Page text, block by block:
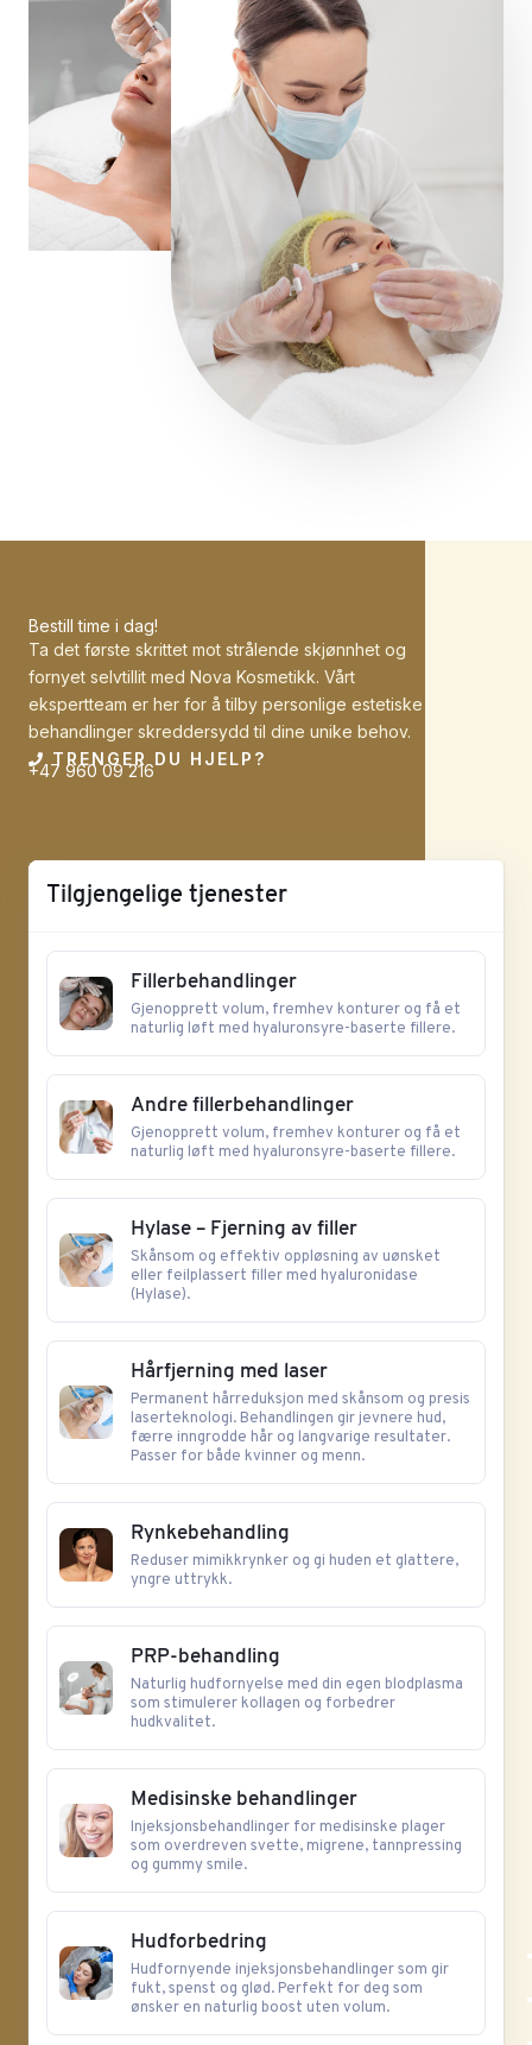
Bestill time i dag!
Ta det første skrittet mot strålende skjønnhet og
fornyet selvtillit med Nova Kosmetikk. Vårt
ekspertteam er her for å tilby personlige estetiske
behandlinger skreddersydd til dine unike behov.
TRENGER DU HJELP?
+47 960 09 216
Tilgjengelige tjenester
Fillerbehandlinger
Gjenopprett volum, fremhev konturer og få et
naturlig løft med hyaluronsyre-baserte fillere.
Andre fillerbehandlinger
Gjenopprett volum, fremhev konturer og få et
naturlig løft med hyaluronsyre-baserte fillere.
Hylase – Fjerning av filler
Skånsom og effektiv oppløsning av uønsket
eller feilplassert filler med hyaluronidase
(Hylase).
Hårfjerning med laser
Permanent hårreduksjon med skånsom og presis
laserteknologi. Behandlingen gir jevnere hud,
færre inngrodde hår og langvarige resultater.
Passer for både kvinner og menn.
Rynkebehandling
Reduser mimikkrynker og gi huden et glattere,
yngre uttrykk.
PRP-behandling
Naturlig hudfornyelse med din egen blodplasma
som stimulerer kollagen og forbedrer
hudkvalitet.
Medisinske behandlinger
Injeksjonsbehandlinger for medisinske plager
som overdreven svette, migrene, tannpressing
og gummy smile.
Hudforbedring
Hudfornyende injeksjonsbehandlinger som gir
fukt, spenst og glød. Perfekt for deg som
ønsker en naturlig boost uten volum.